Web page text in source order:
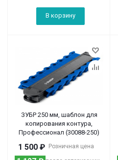
В корзину
ЗУБР 250 мм, шаблон для
копирования контура,
Профессионал (30088-250)
Розничная цена
1 500 ₽